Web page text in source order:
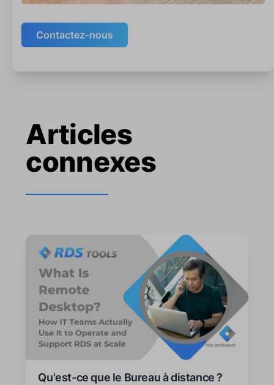
Contactez-nous
Articles
connexes
Qu'est-ce que le Bureau à distance ?